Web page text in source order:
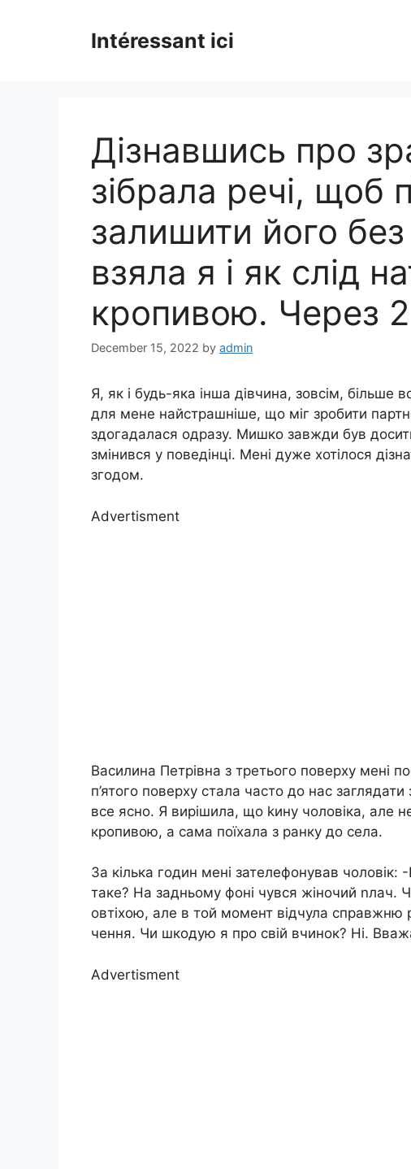
Intéressant ici
Дізнавшись про
зібрала речі, щоб
залишити його
взяла я і як слід
кропивою. Через
December 15, 2022 by admin
Я, як і будь-яка інша дівчина, зовсім, більше
для мене найстрашніше, що міг зробити
здогадалася одразу. Мишко завжди був
змінився у поведінці. Мені дуже хотілося
згодом.
Advertisment
Василина Петрівна з третього поверху мені
п’ятого поверху стала часто до нас
все ясно. Я вирішила, що kину чоловіка, але
кропивою, а сама поїхала з ранку до села.
За кілька годин мені зателефонував
таке? На задньому фоні чувся жіночий nлач.
овтіхою, але в той момент відчула справжню
чення. Чи шкодую я про свій вчинок? Ні.
Advertisment